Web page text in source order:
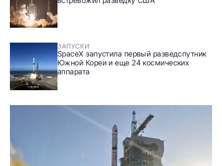
ЗАПУСКИ
SpaceX запустила первый разведспутник
Южной Кореи и еще 24 космических
аппарата